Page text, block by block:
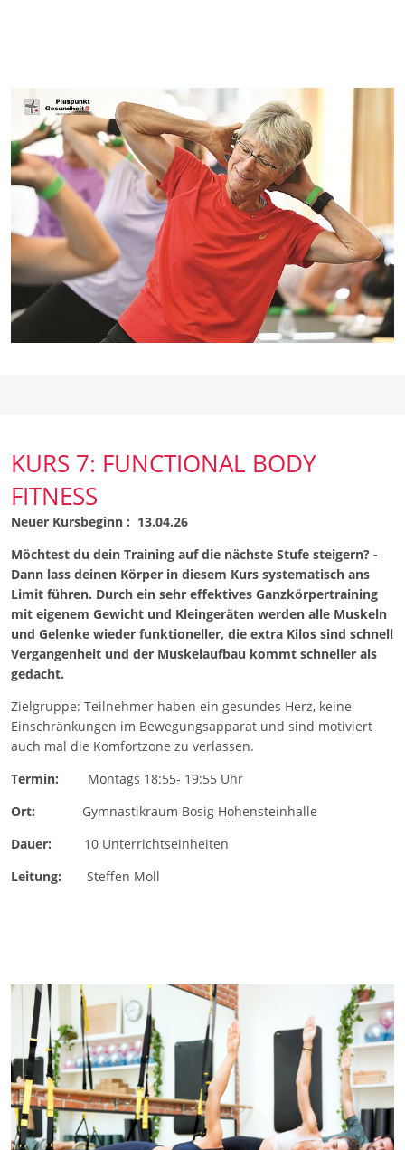
KURS 7: FUNCTIONAL BODY
FITNESS
Neuer Kursbeginn : 13.04.26
Möchtest du dein Training auf die nächste Stufe steigern? -
Dann lass deinen Körper in diesem Kurs systematisch ans
Limit führen. Durch ein sehr effektives Ganzkörpertraining
mit eigenem Gewicht und Kleingeräten werden alle Muskeln
und Gelenke wieder funktioneller, die extra Kilos sind schnell
Vergangenheit und der Muskelaufbau kommt schneller als
gedacht.
Zielgruppe: Teilnehmer haben ein gesundes Herz, keine
Einschränkungen im Bewegungsapparat und sind motiviert
auch mal die Komfortzone zu verlassen.
Termin: Montags 18:55- 19:55 Uhr
Ort: Gymnastikraum Bosig Hohensteinhalle
Dauer: 10 Unterrichtseinheiten
Leitung: Steffen Moll